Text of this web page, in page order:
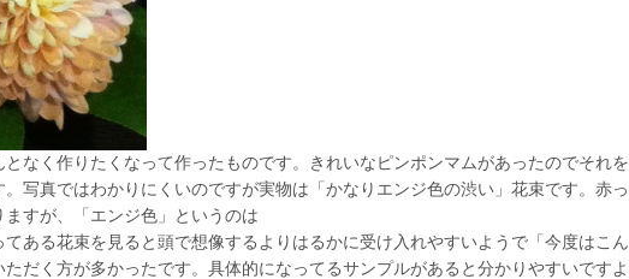
なく作りたくなって作ったものです。きれいなピンポンマムがあったのでそれを
写真ではわかりにくいのですが実物は「かなりエンジ色の渋い」花束です。赤っ
すが、「エンジ色」というのは
ある花束を見ると頭で想像するよりはるかに受け入れやすいようで「今度はこん
だく方が多かったです。具体的になってるサンプルがあると分かりやすいですよ